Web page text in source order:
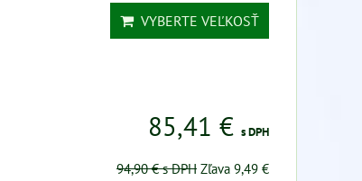
VYBERTE VEĽKOSŤ
85,41 € s DPH
94,90 €s DPH Zľava 9,49 €